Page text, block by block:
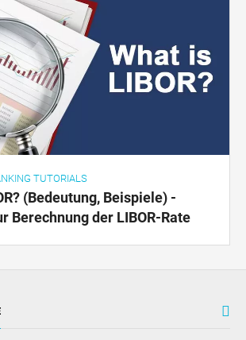
TUTORIALS
(Bedeutung, Beispiele) -
Berechnung der LIBOR-Rate